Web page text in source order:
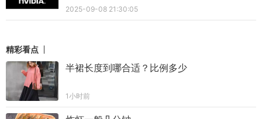
2025-09-08 21:30:05
精彩看点
半裙长度到哪合适？比例多少
1小时前